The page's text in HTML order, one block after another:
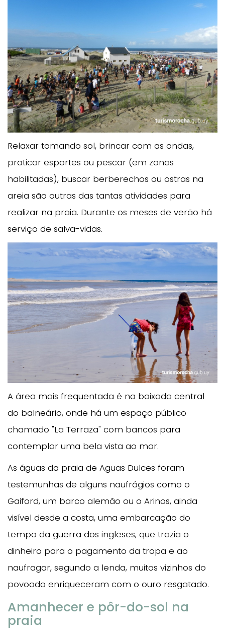
Relaxar tomando sol, brincar com as ondas,
praticar esportes ou pescar (em zonas
habilitadas), buscar berberechos ou ostras na
areia são outras das tantas atividades para
realizar na praia. Durante os meses de verão há
serviço de salva-vidas.
A área mais frequentada é na baixada central
do balneário, onde há um espaço público
chamado "La Terraza" com bancos para
contemplar uma bela vista ao mar.
As águas da praia de Aguas Dulces foram
testemunhas de alguns naufrágios como o
Gaiford, um barco alemão ou o Arinos, ainda
visível desde a costa, uma embarcação do
tempo da guerra dos ingleses, que trazia o
dinheiro para o pagamento da tropa e ao
naufragar, segundo a lenda, muitos vizinhos do
povoado enriqueceram com o ouro resgatado.
Amanhecer e pôr-do-sol na
praia